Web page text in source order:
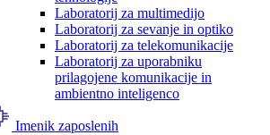
Laboratorij za multimedijo
Laboratorij za sevanje in optiko
Laboratorij za telekomunikacije
Laboratorij za uporabniku
prilagojene komunikacije in
ambientno inteligenco
Imenik zaposlenih